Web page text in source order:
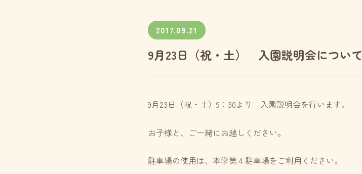
2017.09.21
9月23日（祝・土） 入園説明会について
9月23日（祝・土）9：30より 入園説明会を行います。
お子様と、ご一緒にお越しください。
駐車場の使用は、本学第４駐車場をご利用ください。